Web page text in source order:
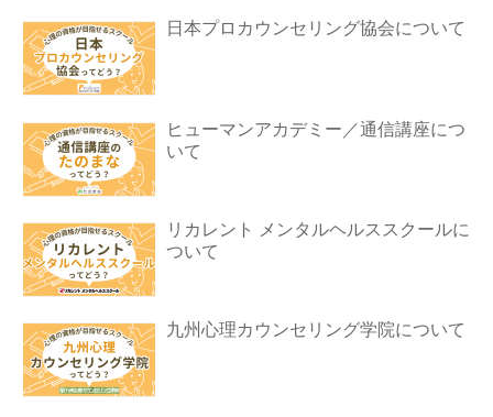
日本プロカウンセリング協会について
ヒューマンアカデミー／通信講座につ
いて
リカレント メンタルヘルススクールに
ついて
九州心理カウンセリング学院について